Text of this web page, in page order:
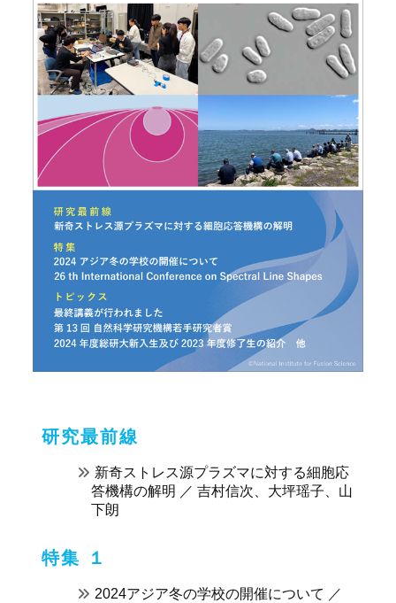
研究最前線
新奇ストレス源プラズマに対する細胞応
答機構の解明 ／ 吉村信次、大坪瑶子、山
下朗
特集 １
2024アジア冬の学校の開催について ／